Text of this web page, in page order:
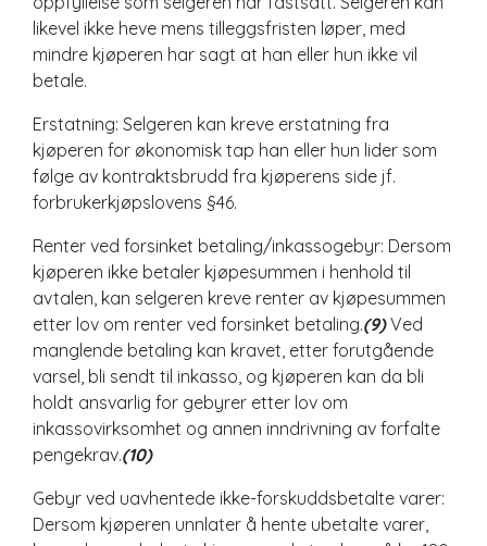
likevel ikke heve mens tilleggsfristen løper, med
mindre kjøperen har sagt at han eller hun ikke vil
betale.
Erstatning: Selgeren kan kreve erstatning fra
kjøperen for økonomisk tap han eller hun lider som
følge av kontraktsbrudd fra kjøperens side jf.
forbrukerkjøpslovens §46.
Renter ved forsinket betaling/inkassogebyr: Dersom
kjøperen ikke betaler kjøpesummen i henhold til
avtalen, kan selgeren kreve renter av kjøpesummen
etter lov om renter ved forsinket betaling.(9)Ved
manglende betaling kan kravet, etter forutgående
varsel, bli sendt til inkasso, og kjøperen kan da bli
holdt ansvarlig for gebyrer etter lov om
inkassovirksomhet og annen inndrivning av forfalte
pengekrav.(10)
Gebyr ved uavhentede ikke-forskuddsbetalte varer:
Dersom kjøperen unnlater å hente ubetalte varer,